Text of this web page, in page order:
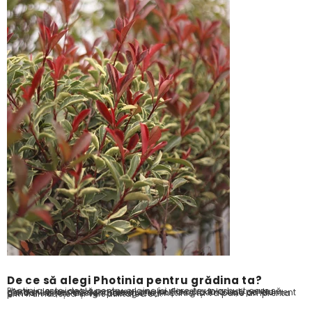
De ce să alegi Photinia pentru grădina ta?
Photinia este ideală pentru oricine își dorește un arbust care să ofere culoare pe tot parcursul anului. Fie că o folosești pentru garduri vii, pentru decorarea unui colț de grădină sau ca element central într-un design peisagistic, Photinia își va pune amprenta prin frumusețea și versatilitatea sa.